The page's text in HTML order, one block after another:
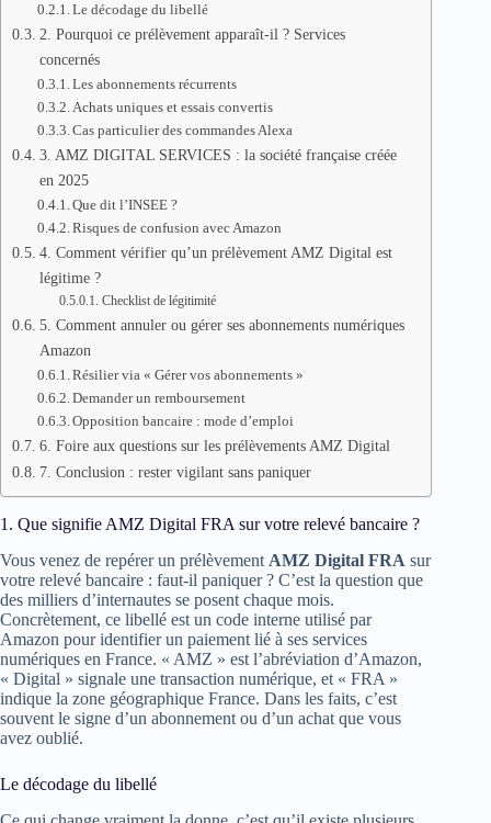
Le décodage du libellé
2. Pourquoi ce prélèvement apparaît‑il ? Services
concernés
Les abonnements récurrents
Achats uniques et essais convertis
Cas particulier des commandes Alexa
3. AMZ DIGITAL SERVICES : la société française créée
en 2025
Que dit l’INSEE ?
Risques de confusion avec Amazon
4. Comment vérifier qu’un prélèvement AMZ Digital est
légitime ?
Checklist de légitimité
5. Comment annuler ou gérer ses abonnements numériques
Amazon
Résilier via « Gérer vos abonnements »
Demander un remboursement
Opposition bancaire : mode d’emploi
6. Foire aux questions sur les prélèvements AMZ Digital
7. Conclusion : rester vigilant sans paniquer
1. Que signifie AMZ Digital FRA sur votre relevé bancaire ?
Vous venez de repérer un prélèvement AMZ Digital FRA sur
votre relevé bancaire : faut‑il paniquer ? C’est la question que
des milliers d’internautes se posent chaque mois.
Concrètement, ce libellé est un code interne utilisé par
Amazon pour identifier un paiement lié à ses services
numériques en France. « AMZ » est l’abréviation d’Amazon,
« Digital » signale une transaction numérique, et « FRA »
indique la zone géographique France. Dans les faits, c’est
souvent le signe d’un abonnement ou d’un achat que vous
avez oublié.
Le décodage du libellé